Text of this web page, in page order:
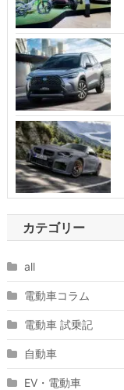
カテゴリー
all
電動車コラム
電動車 試乗記
自動車
EV・電動車